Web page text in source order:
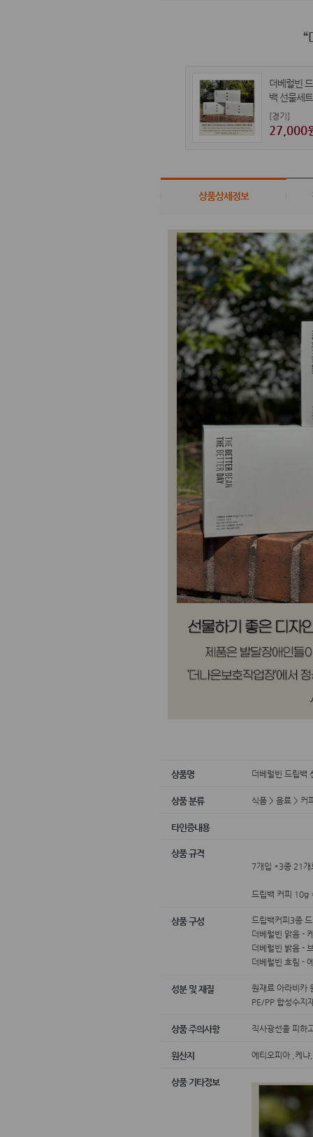
더베럴빈
백 선물세트
[경기]
27,000
상품상세정보
상품명 더베럴빈 드립백
상품 분류 식품 > 음료 > 커
타인증내용
상품 규격
7개입 *3종 21개
드립백 커피
상품 구성
드립백커피3종
더베럴빈 맑음 -
더베럴빈 밝음 -
더베럴빈 흐림 -
성분 및 재질
원재료 아라비카
PE/PP 합성수지
상품 주의사항 직사광선을 피하
원산지 에티오피아 ,케
상품 기타정보